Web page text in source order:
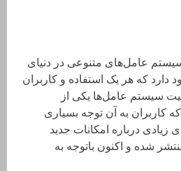
عامل‌های متنوعی در دنیای
دارد که هر یک استفاده و کاربران
سیستم عامل‌ها یکی از
به آن توجه بسیاری
زیادی درباره امکانات جدید
شده و اکنون باتوجه به